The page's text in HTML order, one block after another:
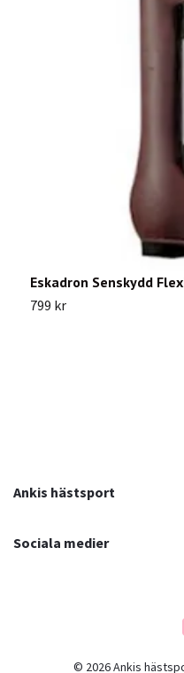
Eskadron Senskydd
799 kr
Ankis hästsport
Sociala medier
© 2026 Ankis